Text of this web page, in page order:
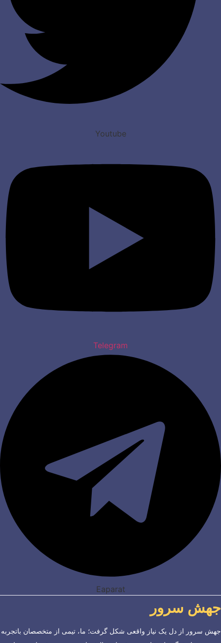
Youtube
Telegram
Eaparat
جهش سرور
جهش سرور از دل یک نیاز واقعی شکل گرفت؛ ما، تیمی از متخصصان باتجربه